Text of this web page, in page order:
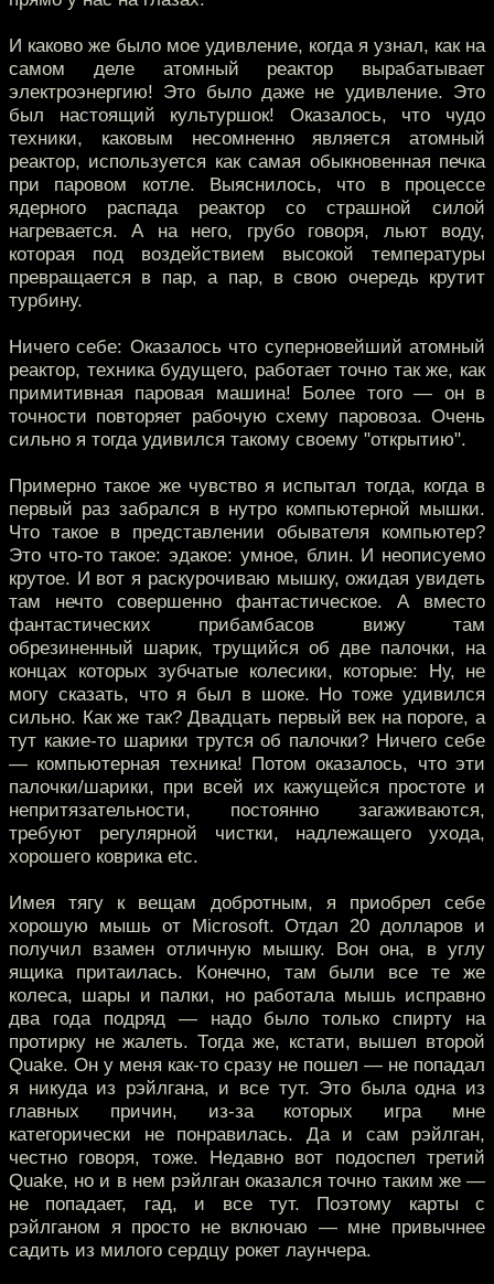
И каково же было мое удивление, когда я узнал, как на
самом деле атомный реактор вырабатывает
электроэнергию! Это было даже не удивление. Это
был настоящий культуршок! Оказалось, что чудо
техники, каковым несомненно является атомный
реактор, используется как самая обыкновенная печка
при паровом котле. Выяснилось, что в процессе
ядерного распада реактор со страшной силой
нагревается. А на него, грубо говоря, льют воду,
которая под воздействием высокой температуры
превращается в пар, а пар, в свою очередь крутит
турбину.
Ничего себе: Оказалось что суперновейший атомный
реактор, техника будущего, работает точно так же, как
примитивная паровая машина! Более того — он в
точности повторяет рабочую схему паровоза. Очень
сильно я тогда удивился такому своему "открытию".
Примерно такое же чувство я испытал тогда, когда в
первый раз забрался в нутро компьютерной мышки.
Что такое в представлении обывателя компьютер?
Это что-то такое: эдакое: умное, блин. И неописуемо
крутое. И вот я раскурочиваю мышку, ожидая увидеть
там нечто совершенно фантастическое. А вместо
фантастических прибамбасов вижу там
обрезиненный шарик, трущийся об две палочки, на
концах которых зубчатые колесики, которые: Ну, не
могу сказать, что я был в шоке. Но тоже удивился
сильно. Как же так? Двадцать первый век на пороге, а
тут какие-то шарики трутся об палочки? Ничего себе
— компьютерная техника! Потом оказалось, что эти
палочки/шарики, при всей их кажущейся простоте и
непритязательности, постоянно загаживаются,
требуют регулярной чистки, надлежащего ухода,
хорошего коврика etc.
Имея тягу к вещам добротным, я приобрел себе
хорошую мышь от Microsoft. Отдал 20 долларов и
получил взамен отличную мышку. Вон она, в углу
ящика притаилась. Конечно, там были все те же
колеса, шары и палки, но работала мышь исправно
два года подряд — надо было только спирту на
протирку не жалеть. Тогда же, кстати, вышел второй
Quake. Он у меня как-то сразу не пошел — не попадал
я никуда из рэйлгана, и все тут. Это была одна из
главных причин, из-за которых игра мне
категорически не понравилась. Да и сам рэйлган,
честно говоря, тоже. Недавно вот подоспел третий
Quake, но и в нем рэйлган оказался точно таким же —
не попадает, гад, и все тут. Поэтому карты с
рэйлганом я просто не включаю — мне привычнее
садить из милого сердцу рокет лаунчера.